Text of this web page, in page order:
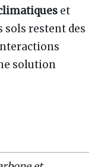
et
sols restent des
solution